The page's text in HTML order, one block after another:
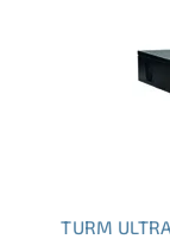
TURM